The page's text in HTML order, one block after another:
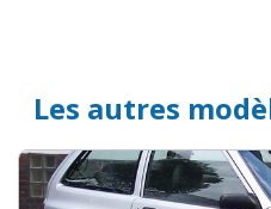
Les autres